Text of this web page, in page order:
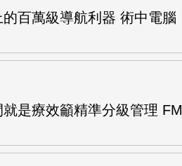
百萬級導航利器 術中電腦
是療效籲精準分級管理 FM